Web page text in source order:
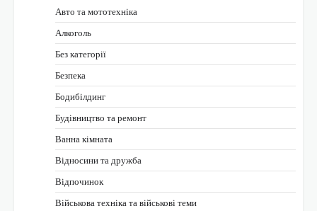
Авто та мототехніка
Алкоголь
Без категорії
Безпека
Бодибілдинг
Будівництво та ремонт
Ванна кімната
Відносини та дружба
Відпочинок
Військова техніка та військові теми